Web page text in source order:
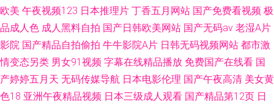
欧美 午夜视频123 日本推理片 丁香五月网站 国产免费看视频 极
品成人色 成人黑料自拍 国产日韩欧美网站 国产无码av 老湿A片
影院 国产精品自拍偷拍 牛牛影院A片 日韩无码视频网站 都市激
情变态另类 男女91视频 字幕在线精品播放 免费国产在线看 国
产婷婷五月天 无码传媒导航 日本电影伦理 国产午夜高清 美女黄
色18 亚洲午夜精品视频 日本三级成人观看 国产精品第12页 日